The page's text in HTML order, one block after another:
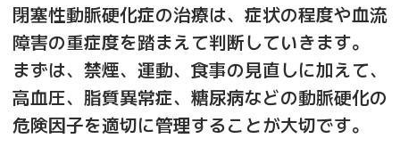
閉塞性動脈硬化症の治療は、症状の程度や血流
障害の重症度を踏まえて判断していきます。
まずは、禁煙、運動、食事の見直しに加えて、
高血圧、脂質異常症、糖尿病などの動脈硬化の
危険因子を適切に管理することが大切です。